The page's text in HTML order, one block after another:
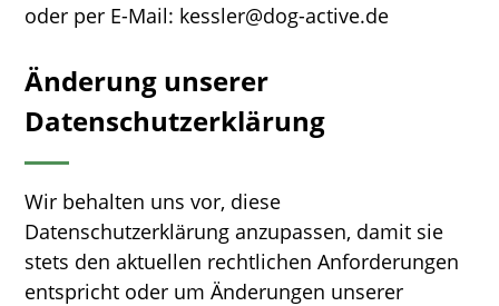
oder per E-Mail: kessler@dog-active.de
Änderung unserer
Datenschutzerklärung
Wir behalten uns vor, diese
Datenschutzerklärung anzupassen, damit sie
stets den aktuellen rechtlichen Anforderungen
entspricht oder um Änderungen unserer